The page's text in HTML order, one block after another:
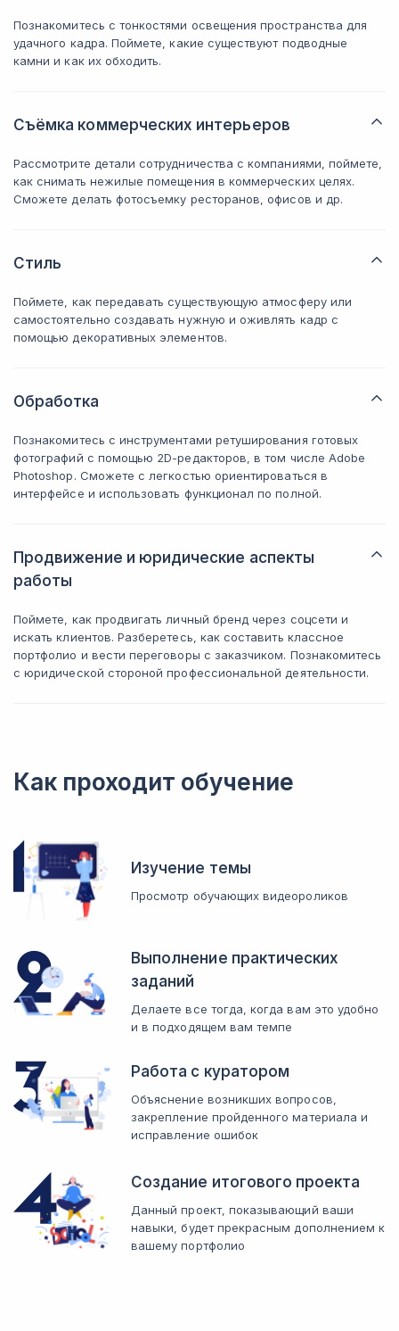
Познакомитесь с тонкостями освещения пространства для
удачного кадра. Поймете, какие существуют подводные
камни и как их обходить.
Съёмка коммерческих интерьеров
Рассмотрите детали сотрудничества с компаниями, поймете,
как снимать нежилые помещения в коммерческих целях.
Сможете делать фотосъемку ресторанов, офисов и др.
Стиль
Поймете, как передавать существующую атмосферу или
самостоятельно создавать нужную и оживлять кадр с
помощью декоративных элементов.
Обработка
Познакомитесь с инструментами ретуширования готовых
фотографий с помощью 2D-редакторов, в том числе Adobe
Photoshop. Сможете с легкостью ориентироваться в
интерфейсе и использовать функционал по полной.
Продвижение и юридические аспекты
работы
Поймете, как продвигать личный бренд через соцсети и
искать клиентов. Разберетесь, как составить классное
портфолио и вести переговоры с заказчиком. Познакомитесь
с юридической стороной профессиональной деятельности.
Как проходит обучение
Изучение темы
Просмотр обучающих видеороликов
Выполнение практических
заданий
Делаете все тогда, когда вам это удобно
и в подходящем вам темпе
Работа с куратором
Объяснение возникших вопросов,
закрепление пройденного материала и
исправление ошибок
Создание итогового проекта
Данный проект, показывающий ваши
навыки, будет прекрасным дополнением к
вашему портфолио